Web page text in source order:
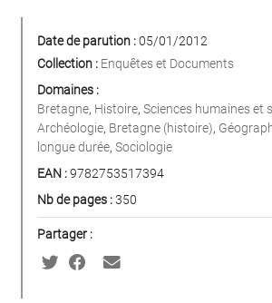
Date de parution :05/01/2012
Collection : Enquêtes et Documents
Domaines :
Bretagne, Histoire, Sciences humaines et
Archéologie, Bretagne (histoire),
longue durée, Sociologie
EAN :9782753517394
Nb de pages :350
Partager :